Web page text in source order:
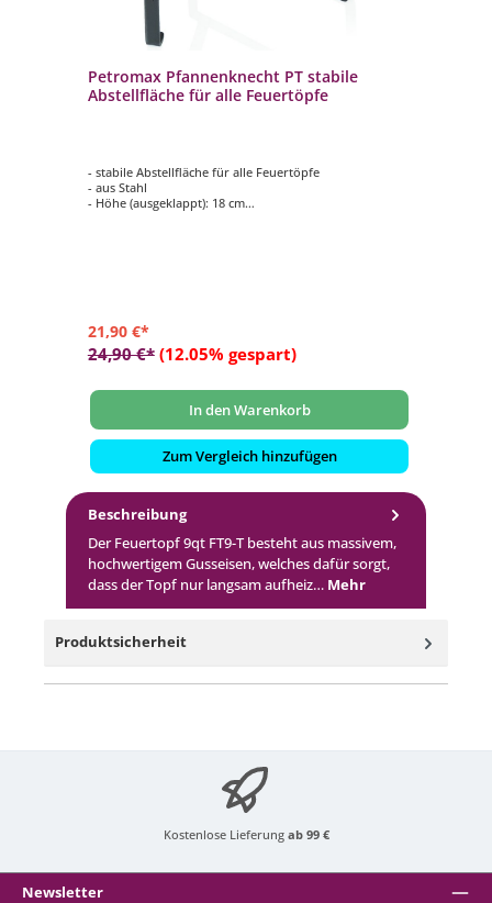
Petromax Pfannenknecht PT stabile
Abstellfläche für alle Feuertöpfe
- stabile Abstellfläche für alle Feuertöpfe
- aus Stahl
- Höhe (ausgeklappt): 18 cm
21,90 €*
24,90 €* (12.05% gespart)
In den Warenkorb
Zum Vergleich hinzufügen
Beschreibung
Der Feuertopf 9qt FT9-T besteht aus massivem,
hochwertigem Gusseisen, welches dafür sorgt,
dass der Topf nur langsam aufheiz… Mehr
Produktsicherheit
Kostenlose Lieferung ab 99 €
Newsletter